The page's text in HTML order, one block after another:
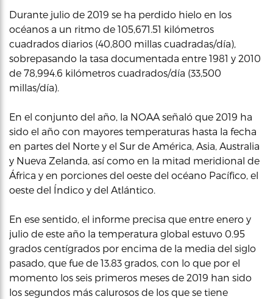
Durante julio de 2019 se ha perdido hielo en los
océanos a un ritmo de 105,671.51 kilómetros
cuadrados diarios (40,800 millas cuadradas/día),
sobrepasando la tasa documentada entre 1981 y 2010
de 78,994.6 kilómetros cuadrados/día (33,500
millas/día).
En el conjunto del año, la NOAA señaló que 2019 ha
sido el año con mayores temperaturas hasta la fecha
en partes del Norte y el Sur de América, Asia, Australia
y Nueva Zelanda, así como en la mitad meridional de
África y en porciones del oeste del océano Pacífico, el
oeste del Índico y del Atlántico.
En ese sentido, el informe precisa que entre enero y
julio de este año la temperatura global estuvo 0.95
grados centígrados por encima de la media del siglo
pasado, que fue de 13.83 grados, con lo que por el
momento los seis primeros meses de 2019 han sido
los segundos más calurosos de los que se tiene